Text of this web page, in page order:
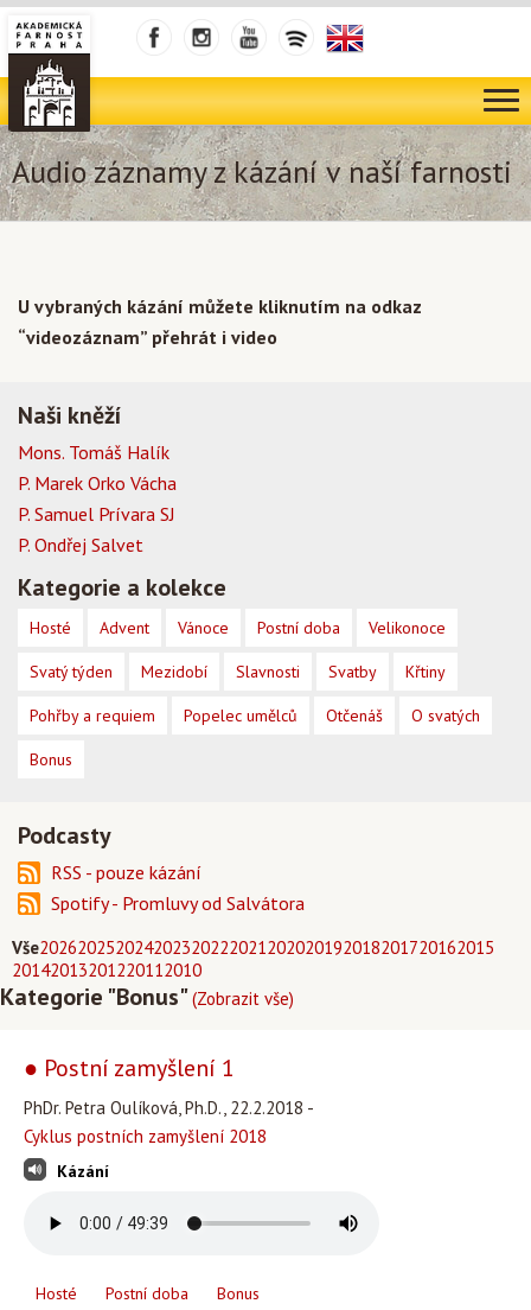
Audio záznamy z kázání v naší farnosti
Vše202620252024202320222021202020192018201720162015
20142013201220112010
Kategorie "Bonus"(Zobrazit vše)
● Postní zamyšlení 1
PhDr. Petra Oulíková, Ph.D., 22.2.2018 -
Cyklus postních zamyšlení 2018
Kázání
Hosté Postní doba Bonus
U vybraných kázání můžete kliknutím na odkaz
“videozáznam” přehrát i video
Naši kněží
Mons. Tomáš Halík
P. Marek Orko Vácha
P. Samuel Prívara SJ
P. Ondřej Salvet
Kategorie a kolekce
Hosté Advent Vánoce Postní doba Velikonoce
Svatý týden Mezidobí Slavnosti Svatby Křtiny
Pohřby a requiem Popelec umělců Otčenáš O svatých
Bonus
Podcasty
RSS - pouze kázání
Spotify - Promluvy od Salvátora